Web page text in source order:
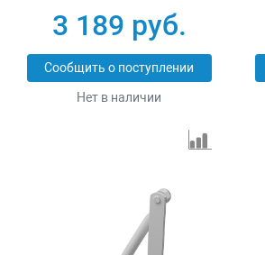
3 189 руб.
Сообщить о поступлении
Нет в наличии